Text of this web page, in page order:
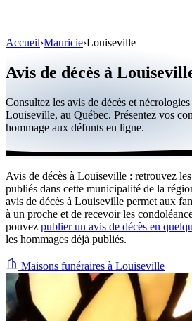
Personnalités publiques
Québec
Canada
International
Par région
Par ville
Maisons funéraires
Éternea
Blog
Accueil›Mauricie›Louiseville
Avis de décès à
Consultez les avis de décès et
Louiseville, au Québec. Présentez vos
hommage aux défunts en ligne.
Avis de décès à Louiseville : retrouvez
publiés dans cette municipalité de la
avis de décès à Louiseville permet aux
à un proche et de recevoir les
pouvez publier un avis de décès en
les hommages déjà publiés.
Maisons funéraires à Louiseville